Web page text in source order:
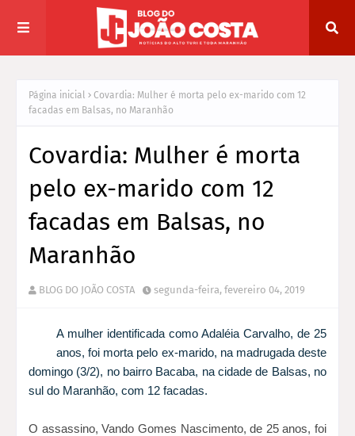
Página inicial
Covardia: Mulher é morta pelo ex-marido com 12
facadas em Balsas, no Maranhão
Covardia: Mulher é morta
pelo ex-marido com 12
facadas em Balsas, no
Maranhão
BLOG DO JOÃO COSTA segunda-feira, fevereiro 04, 2019
A mulher identificada como Adaléia Carvalho, de 25
anos, foi morta pelo ex-marido, na madrugada deste
domingo (3/2), no bairro Bacaba, na cidade de Balsas, no
sul do Maranhão, com 12 facadas.
O assassino, Vando Gomes Nascimento, de 25 anos, foi